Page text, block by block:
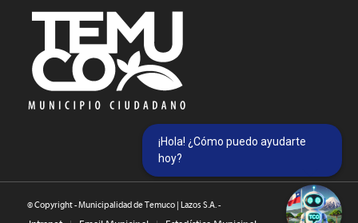
© Copyright - Municipalidad de Temuco | Lazos S.A. -
¡Hola! ¿Cómo puedo ayudarte
hoy?